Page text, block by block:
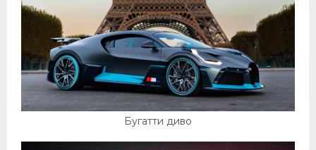
Бугатти диво